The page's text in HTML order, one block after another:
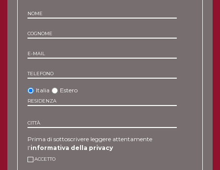
NOME
COGNOME
E-MAIL
TELEFONO
Italia Estero
RESIDENZA
CITTÀ
Prima di sottoscrivere leggere attentamente
l’informativa della privacy
ACCETTO